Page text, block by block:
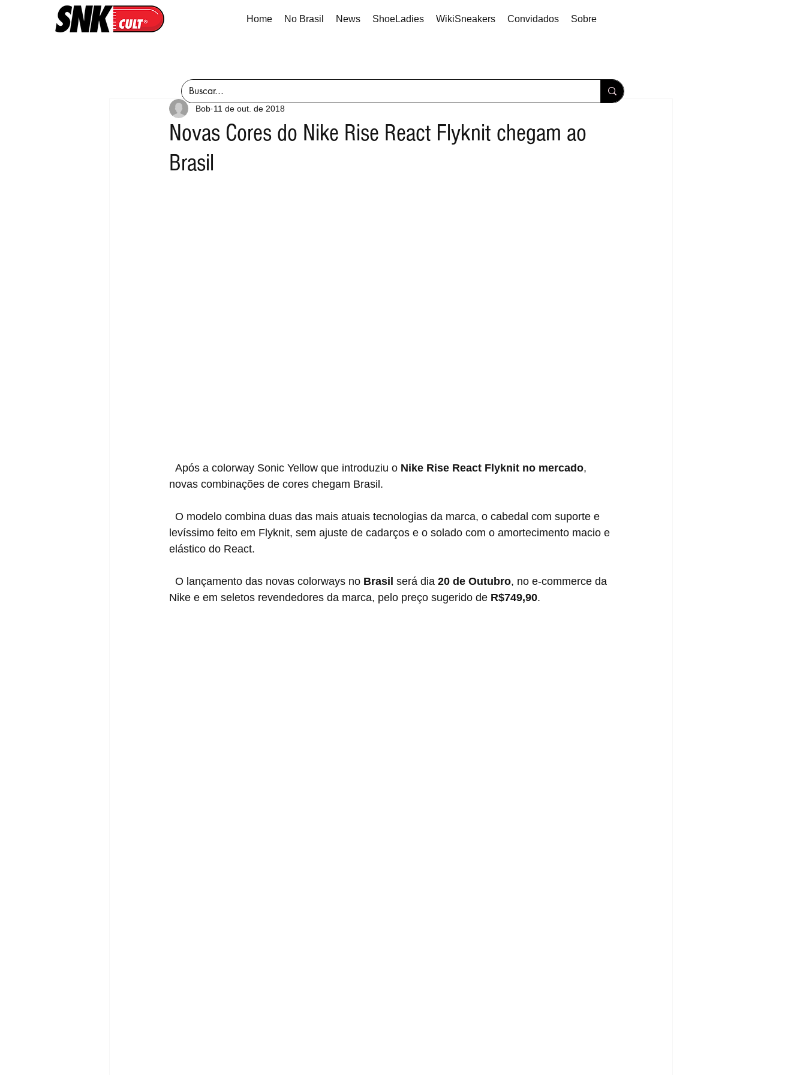
Home No Brasil News ShoeLadies WikiSneakers Convidados Sobre
Novas Cores do Nike Rise React Flyknit chegam ao
Brasil
Bob 11 de out. de 2018
  Após a colorway Sonic Yellow que introduziu o
Nike Rise React Flyknit no mercado,
novas combinações de cores chegam Brasil.
levíssimo feito em Flyknit, sem ajuste de cadarços e o solado com o amortecimento macio e
elástico do React.
  O lançamento das novas colorways no
Brasil será dia 20 de Outubro, no e-commerce da
Nike e em seletos revendedores da marca, pelo preço sugerido de R$749,90.